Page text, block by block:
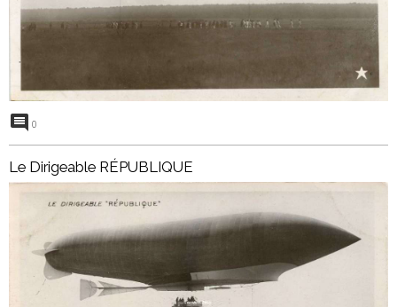
0
Le Dirigeable RÉPUBLIQUE